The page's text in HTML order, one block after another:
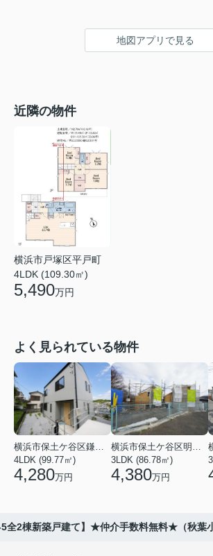
地図アプリで見る
近隣の物件
横浜市戸塚区平戸町
4LDK (109.30㎡)
5,490万円
よく見られている物件
横浜市保土ケ谷区鎌谷町
4LDK (99.77㎡)
4,280万円
横浜市保土ケ谷区明神台
3LDK (86.78㎡)
4,380万円
全2棟新築戸建て】★仲介手数料無料★（秋葉